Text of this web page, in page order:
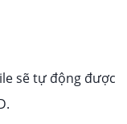
sẽ tự động được